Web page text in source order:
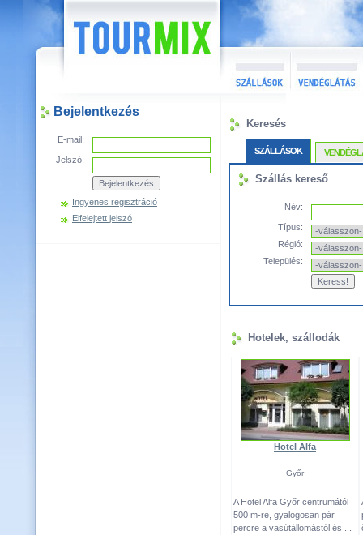
Bejelentkezés
E-mail:
Jelszó:
Ingyenes regisztráció
Elfelejtett jelszó
Keresés
SZÁLLÁSOK
Szállás kereső
Név:
Típus:
Régió:
Település:
Hotelek, szállodák
Hotel Alfa
Győr
A Hotel Alfa Győr centrumától
500 m-re, gyalogosan pár
percre a vasútállomástól és ...